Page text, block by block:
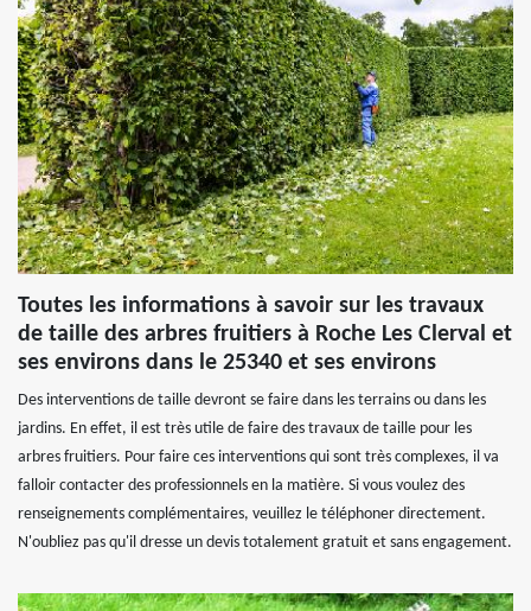
Toutes les informations à savoir sur les travaux
de taille des arbres fruitiers à Roche Les Clerval et
ses environs dans le 25340 et ses environs
Des interventions de taille devront se faire dans les terrains ou dans les
jardins. En effet, il est très utile de faire des travaux de taille pour les
arbres fruitiers. Pour faire ces interventions qui sont très complexes, il va
falloir contacter des professionnels en la matière. Si vous voulez des
renseignements complémentaires, veuillez le téléphoner directement.
N'oubliez pas qu'il dresse un devis totalement gratuit et sans engagement.